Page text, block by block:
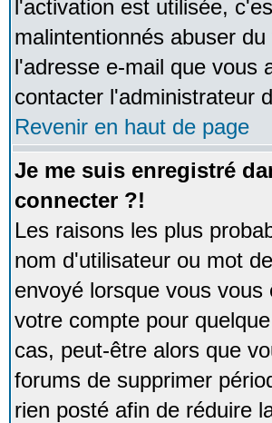
l'activation est utilisée,
malintentionnés abuser
l'adresse e-mail que vous
contacter l'administrateur
Revenir en haut de page
Je me suis enregistré
connecter ?!
Les raisons les plus
nom d'utilisateur ou mot
envoyé lorsque vous
votre compte pour
cas, peut-être alors que
forums de supprimer
rien posté afin de réduire